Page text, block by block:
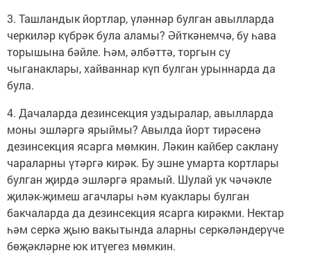
3. Ташландык йортлар, үләннәр булган авылларда
черкиләр күбрәк була аламы? Әйткәнемчә, бу һава
торышына бәйле. Һәм, әлбәттә, торгын су
чыганаклары, хайваннар күп булган урыннарда да
була.
4. Дачаларда дезинсекция уздыралар, авылларда
моны эшләргә ярыймы? Авылда йорт тирәсенә
дезинсекция ясарга мөмкин. Ләкин кайбер саклану
чараларны үтәргә кирәк. Бу эшне умарта кортлары
булган җирдә эшләргә ярамый. Шулай ук чәчәкле
җиләк-җимеш агачлары һәм куаклары булган
бакчаларда да дезинсекция ясарга кирәкми. Нектар
һәм серкә җыю вакытында аларны серкәләндерүче
бөҗәкләрне юк итүегез мөмкин.